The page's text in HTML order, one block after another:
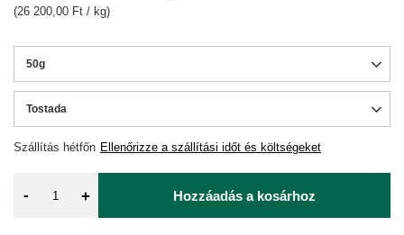
50g
Tostada
Szállítás hétfőn Ellenőrizze a szállítási időt és költségeket
(26 200,00 Ft / kg)
- + Hozzáadás a kosárhoz